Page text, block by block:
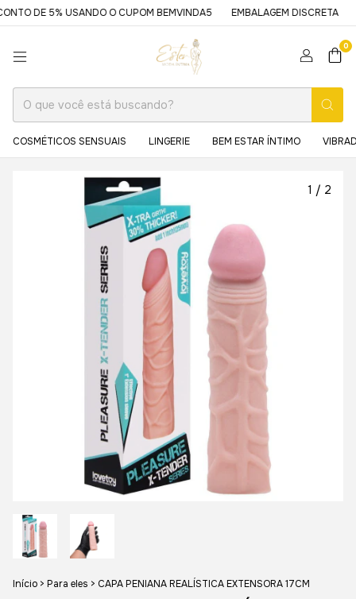
DE 5% USANDO O CUPOM BEMVINDA5 EMBALAGEM DISCRETA
0
COSMÉTICOS SENSUAIS LINGERIE BEM ESTAR ÍNTIMO
1 / 2
Início > Para eles > CAPA PENIANA REALÍSTICA EXTENSORA 17CM